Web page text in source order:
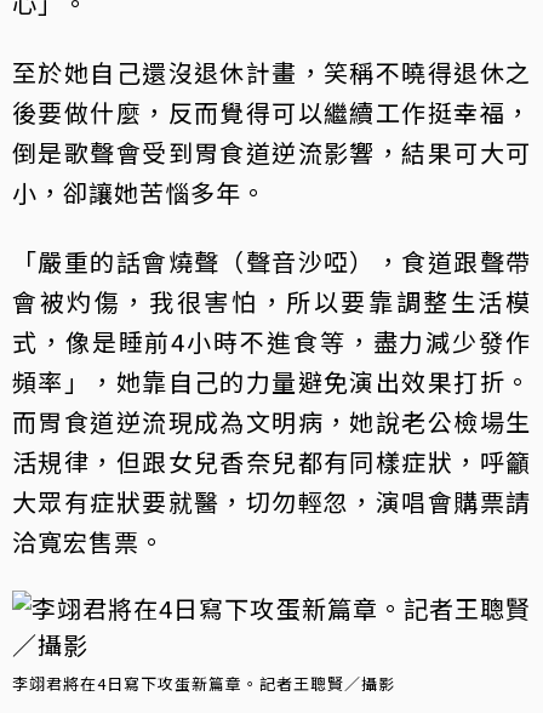
至於她自己還沒退休計畫，笑稱不曉得退休之
後要做什麼，反而覺得可以繼續工作挺幸福，
倒是歌聲會受到胃食道逆流影響，結果可大可
小，卻讓她苦惱多年。
「嚴重的話會燒聲（聲音沙啞），食道跟聲帶
會被灼傷，我很害怕，所以要靠調整生活模
式，像是睡前4小時不進食等，盡力減少發作
頻率」，她靠自己的力量避免演出效果打折。
而胃食道逆流現成為文明病，她說老公檢場生
活規律，但跟女兒香奈兒都有同樣症狀，呼籲
大眾有症狀要就醫，切勿輕忽，演唱會購票請
洽寬宏售票。
李翊君將在4日寫下攻蛋新篇章。記者王聰賢／攝影